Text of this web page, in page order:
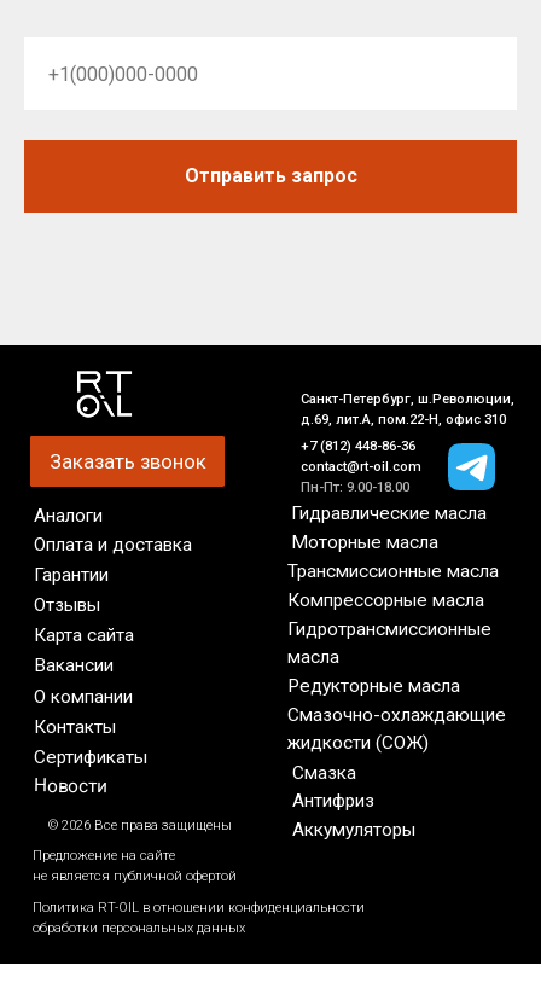
Отправить запрос